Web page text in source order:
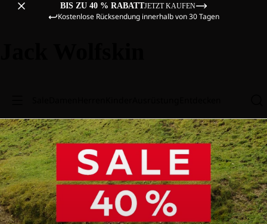
BIS ZU 40 % RABATTJETZT KAUFEN
Kostenlose Rücksendung innerhalb von 30 Tagen